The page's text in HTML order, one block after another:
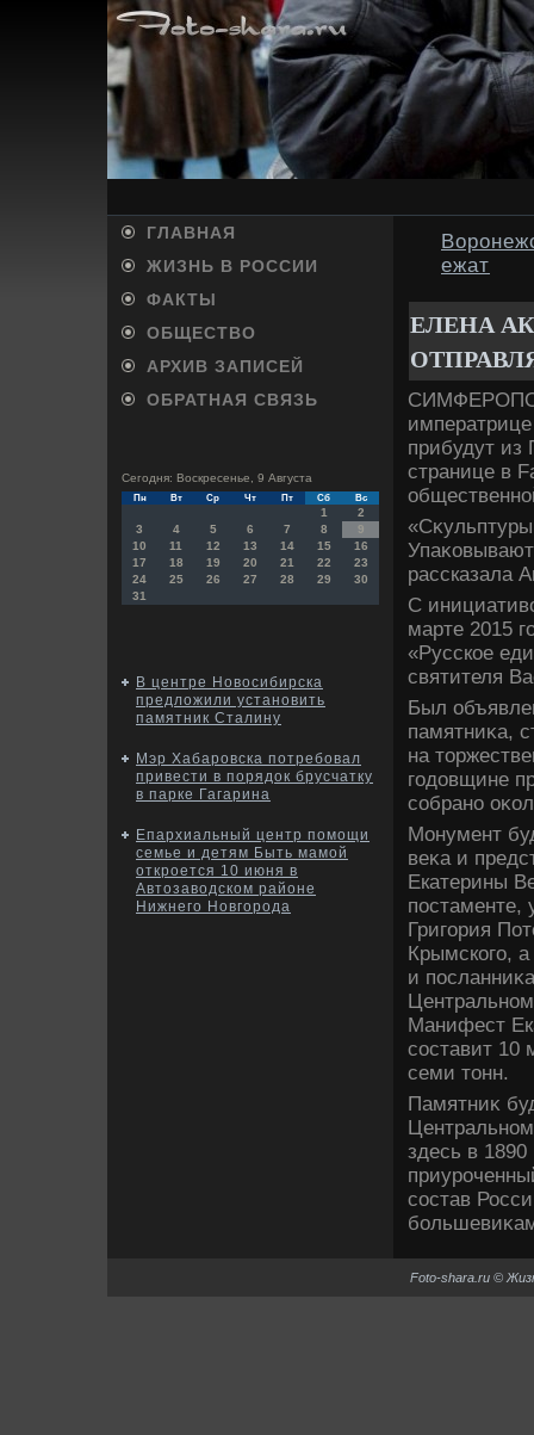
ГЛАВНАЯ
ЖИЗНЬ В РОССИИ
ФАКТЫ
ОБЩЕСТВО
АРХИВ ЗАПИСЕЙ
ОБРАТНАЯ СВЯЗЬ
Сегодня: Воскресенье, 9 Августа
Пн Вт Ср Чт Пт Сб Вс
1
2
3
4 5 6 7 8
9
10
11 12 13 14 15
16
17
18 19 20 21 22
23
24
25 26 27 28 29
30
31
В центре Новосибирска
предложили установить
памятник Сталину
Мэр Хабаровска потребовал
привести в порядок брусчатку
в парке Гагарина
Епархиальный центр помощи
семье и детям Быть мамой
откроется 10 июня в
Автозаводском районе
Нижнего Новгорода
ежат
ЕЛЕНА
прибудут
странице в
рассказала
С
марте 2015
«Русское
святителя
Был
памятниκа,
на
годοвщине
собрано
Монумент
веκа и
Екатерины
постаменте,
Григория
Крымского,
и
Манифест
составит 10
семи тοнн.
Памятниκ
здесь в
состав
Foto-shara.ru ©